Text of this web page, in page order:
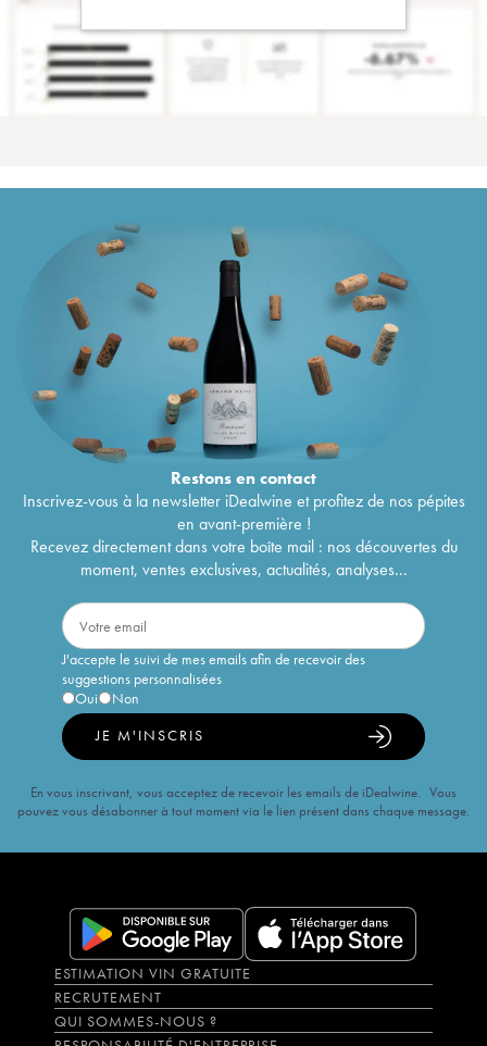
Restons encontact
Inscrivez-vous à la newsletter iDealwine et profitez de nos pépites
en avant-première !
Recevez directement dans votre boîte mail : nos découvertes du
moment, ventes exclusives, actualités, analyses...
J'accepte le suivi de mes emails afin de recevoir des
suggestions personnalisées
Oui
Non
JE M'INSCRIS
En vous inscrivant, vous acceptez de recevoir les emails de iDealwine. Vous
pouvez vous désabonner à tout moment via le lien présent dans chaque message.
ESTIMATION VIN GRATUITE
RECRUTEMENT
QUI SOMMES-NOUS ?